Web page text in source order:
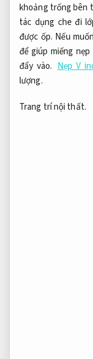
khoảng trống bên
tác dụng che đi
được ốp. Nếu
để giúp miếng
đẩy vào. Nẹp V
lượng.
Trang trí nội thất.